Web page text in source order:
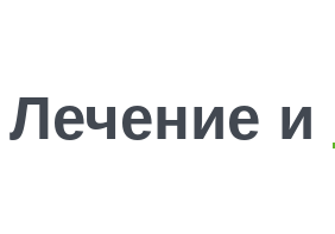
Лечение и